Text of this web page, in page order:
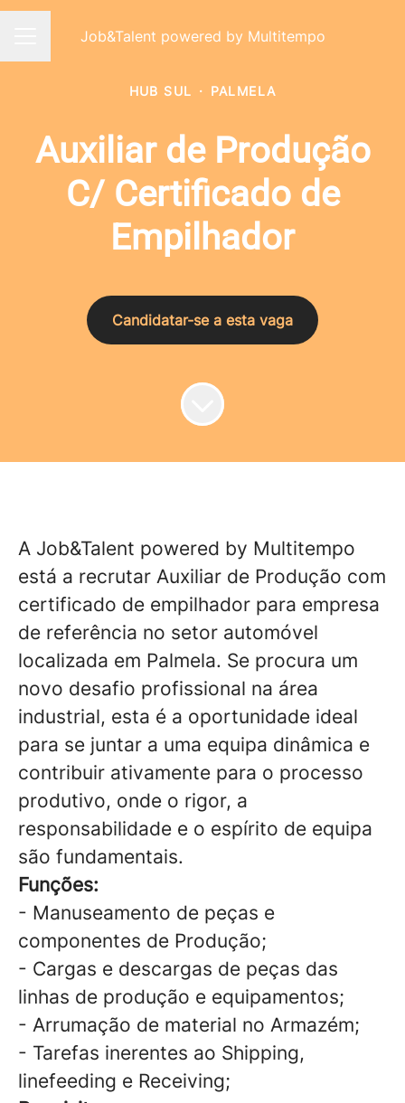
Menu de carreiras
Job&Talent powered by Multitempo
HUB SUL · PALMELA
Auxiliar de Produção
C/ Certificado de
Empilhador
Candidatar-se a esta vaga
A Job&Talent powered by Multitempo
está a recrutar Auxiliar de Produção com
certificado de empilhador para empresa
de referência no setor automóvel
localizada em Palmela. Se procura um
novo desafio profissional na área
industrial, esta é a oportunidade ideal
para se juntar a uma equipa dinâmica e
contribuir ativamente para o processo
produtivo, onde o rigor, a
responsabilidade e o espírito de equipa
são fundamentais.
Funções:
- Manuseamento de peças e
componentes de Produção;
- Cargas e descargas de peças das
linhas de produção e equipamentos;
- Arrumação de material no Armazém;
- Tarefas inerentes ao Shipping,
linefeeding e Receiving;